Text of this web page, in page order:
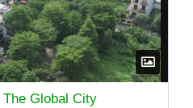
Global City